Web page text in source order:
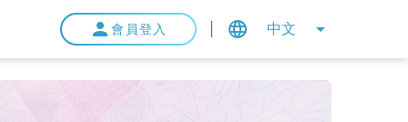
會員登入 中文